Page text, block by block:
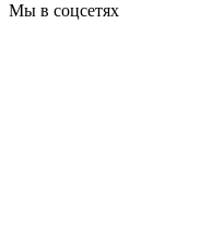
Мы в соцсетях